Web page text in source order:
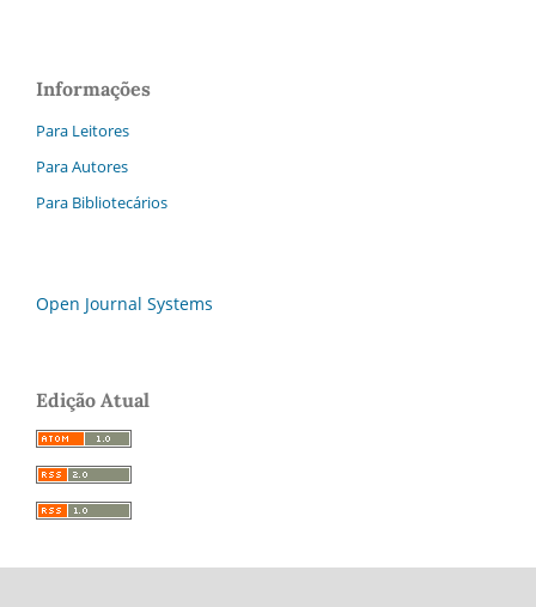
Informações
Para Leitores
Para Autores
Para Bibliotecários
Open Journal Systems
Edição Atual